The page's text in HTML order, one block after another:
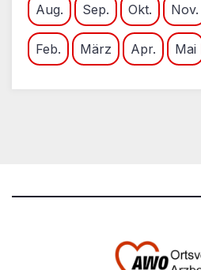
Aug. Sep. Okt. Nov.
Feb. März Apr. Mai